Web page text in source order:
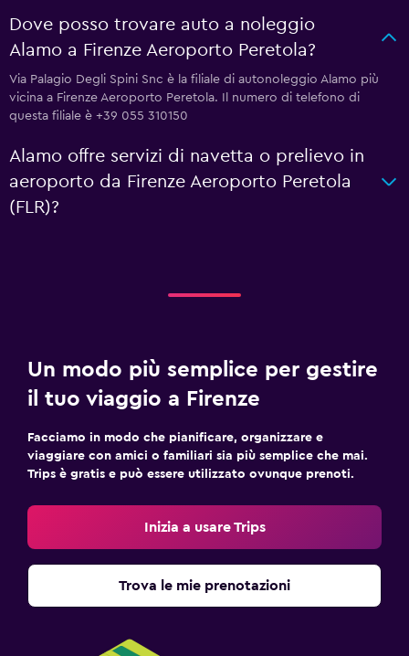
Dove posso trovare auto a noleggio
Alamo a Firenze Aeroporto Peretola?
Via Palagio Degli Spini Snc è la filiale di autonoleggio Alamo più
vicina a Firenze Aeroporto Peretola. Il numero di telefono di
questa filiale è +39 055 310150
Alamo offre servizi di navetta o prelievo in
aeroporto da Firenze Aeroporto Peretola
(FLR)?
Un modo più semplice per gestire
il tuo viaggio a Firenze
Facciamo in modo che pianificare, organizzare e
viaggiare con amici o familiari sia più semplice che mai.
Trips è gratis e può essere utilizzato ovunque prenoti.
Inizia a usare Trips
Trova le mie prenotazioni